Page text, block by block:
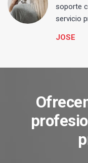
soporte
servicio
JOSE